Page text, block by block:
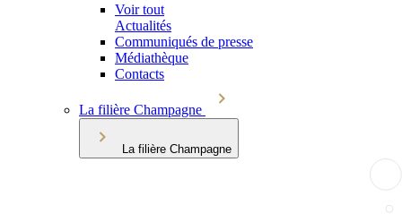
Voir tout
Actualités
Communiqués de presse
Médiathèque
Contacts
La filière Champagne
La filière Champagne